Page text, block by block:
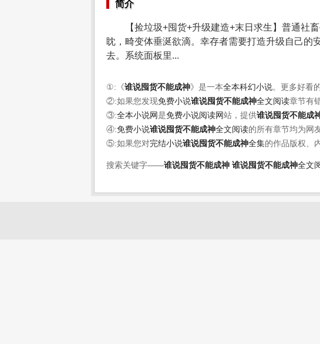
简介
【捡垃圾+囤货+升级建造+末日求生】普通社
眈，畸变体垂涎欲滴。幸存者需要打造升级自己的
去。系统面板里...
①:《谁说囤货不能成神》是一本全本科幻小说。更多好看
②:如果您发现免费小说谁说囤货不能成神全文阅读章节有
③:全本小说网是免费小说阅读网站，提供谁说囤货不能成
④:免费小说谁说囤货不能成神全文阅读的所有章节均为网
⑤:如果您对完结小说谁说囤货不能成神全集的作品版权、
搜索关键字——谁说囤货不能成神 谁说囤货不能成神全文